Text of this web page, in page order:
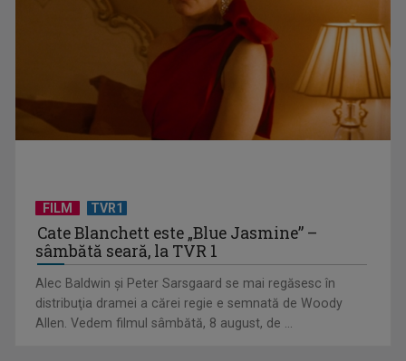
Cristian Marica Rădoi: „În 3 secunde trebuie să spui ceva, ca
să existe un ...
FILM TVR1
Cate Blanchett este „Blue Jasmine” –
sâmbătă seară, la TVR 1
Alec Baldwin şi Peter Sarsgaard se mai regăsesc în
distribuţia dramei a cărei regie e semnată de Woody
Allen. Vedem filmul sâmbătă, 8 august, de ...